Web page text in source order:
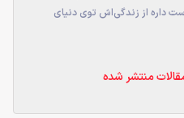
داره از زندگی‌اش توی دنیای
منتشر شده